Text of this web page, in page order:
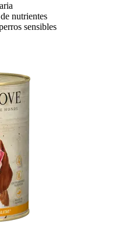
nutrientes
sensibles